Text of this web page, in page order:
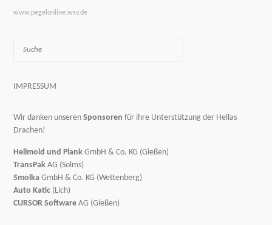
www.pegelonline.wsv.de
IMPRESSUM
Wir danken unserenSponsoren für ihre Unterstützung der Hellas
Drachen!
Hellmold und Plank GmbH & Co. KG (Gießen)
TransPak AG (Solms)
Smolka GmbH & Co. KG (Wettenberg)
Auto Katic (Lich)
CURSOR Software AG (Gießen)